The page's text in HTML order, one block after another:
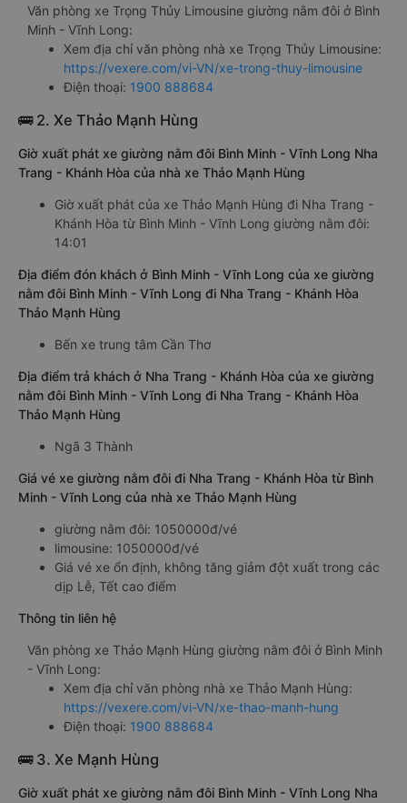
Văn phòng xe Trọng Thủy Limousine giường nằm đôi ở Bình
Minh - Vĩnh Long:
Xem địa chỉ văn phòng nhà xe Trọng Thủy Limousine:
https://vexere.com/vi-VN/xe-trong-thuy-limousine
Điện thoại: 1900 888684
🚌 2. Xe Thảo Mạnh Hùng
Giờ xuất phát xe giường nằm đôi Bình Minh - Vĩnh Long Nha
Trang - Khánh Hòa của nhà xe Thảo Mạnh Hùng
Giờ xuất phát của xe Thảo Mạnh Hùng đi Nha Trang -
Khánh Hòa từ Bình Minh - Vĩnh Long giường nằm đôi:
14:01
Địa điểm đón khách ở Bình Minh - Vĩnh Long của xe giường
nằm đôi Bình Minh - Vĩnh Long đi Nha Trang - Khánh Hòa
Thảo Mạnh Hùng
Bến xe trung tâm Cần Thơ
Địa điểm trả khách ở Nha Trang - Khánh Hòa của xe giường
nằm đôi Bình Minh - Vĩnh Long đi Nha Trang - Khánh Hòa
Thảo Mạnh Hùng
Ngã 3 Thành
Giá vé xe giường nằm đôi đi Nha Trang - Khánh Hòa từ Bình
Minh - Vĩnh Long của nhà xe Thảo Mạnh Hùng
giường nằm đôi: 1050000đ/vé
limousine: 1050000đ/vé
Giá vé xe ổn định, không tăng giảm đột xuất trong các
dịp Lễ, Tết cao điểm
Thông tin liên hệ
Văn phòng xe Thảo Mạnh Hùng giường nằm đôi ở Bình Minh
- Vĩnh Long:
Xem địa chỉ văn phòng nhà xe Thảo Mạnh Hùng:
https://vexere.com/vi-VN/xe-thao-manh-hung
Điện thoại: 1900 888684
🚌 3. Xe Mạnh Hùng
Giờ xuất phát xe giường nằm đôi Bình Minh - Vĩnh Long Nha